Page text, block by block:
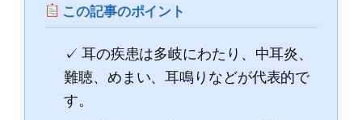
この記事のポイント
✓ 耳の疾患は多岐にわたり、中耳炎、
難聴、めまい、耳鳴りなどが代表的で
す。